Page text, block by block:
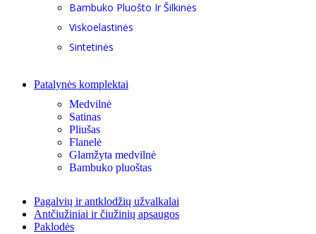
Bambuko Pluošto Ir Šilkinės
Viskoelastinės
Sintetinės
Patalynės komplektai
Medvilnė
Satinas
Pliušas
Flanelė
Glamžyta medvilnė
Bambuko pluoštas
Pagalvių ir antklodžių užvalkalai
Antčiužiniai ir čiužinių apsaugos
Paklodės